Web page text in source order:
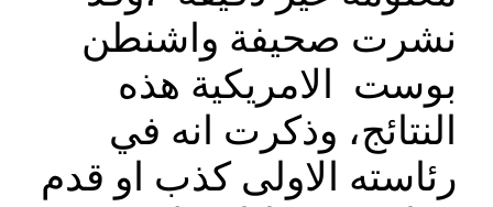
نشرت صحيفة واشنطن
بوست الامريكية هذه
النتائج، وذكرت انه في
رئاسته الاولى كذب او قدم